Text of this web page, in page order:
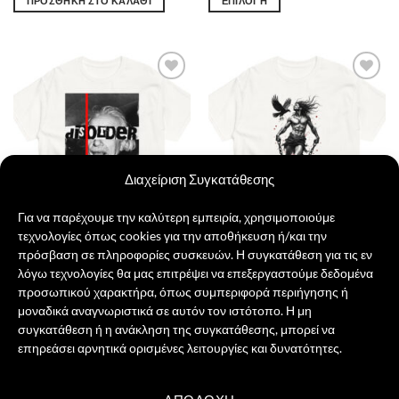
Διαχείριση Συγκατάθεσης
Για να παρέχουμε την καλύτερη εμπειρία, χρησιμοποιούμε
τεχνολογίες όπως cookies για την αποθήκευση ή/και την
πρόσβαση σε πληροφορίες συσκευών. Η συγκατάθεση για τις εν
λόγω τεχνολογίες θα μας επιτρέψει να επεξεργαστούμε δεδομένα
προσωπικού χαρακτήρα, όπως συμπεριφορά περιήγησης ή
μοναδικά αναγνωριστικά σε αυτόν τον ιστότοπο. Η μη
συγκατάθεση ή η ανάκληση της συγκατάθεσης, μπορεί να
επηρεάσει αρνητικά ορισμένες λειτουργίες και δυνατότητες.
20,00 €.είναι:
παραλλαγές.
επιλογές
να
στη
σελίδα
του
προϊόντος
Πρόσθήκη
στην λίστα
επιθυμιών
Einstein Disorder
21,00€
ΕΠΙΛΟΓΉ
Αυτό
Prometheus
21,00€
ΕΠΙΛΟΓΉ
Αυτό